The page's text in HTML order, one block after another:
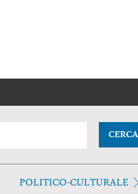
CERCA
POLITICO-CULTURALE